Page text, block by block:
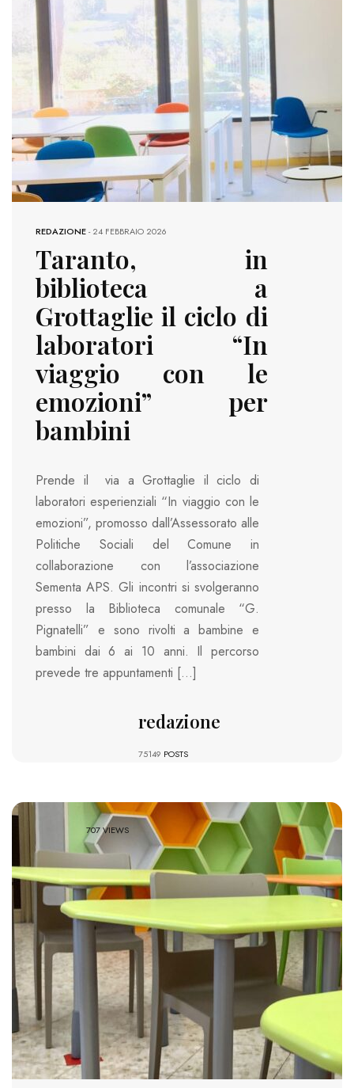
REDAZIONE-24 FEBBRAIO 2026
Taranto, in
biblioteca a
Grottaglie il ciclo di
laboratori “In
viaggio con le
emozioni” per
bambini
Prende il via a Grottaglie il ciclo di
laboratori esperienziali “In viaggio con le
emozioni”, promosso dall’Assessorato alle
Politiche Sociali del Comune in
collaborazione con l’associazione
Sementa APS. Gli incontri si svolgeranno
presso la Biblioteca comunale “G.
Pignatelli” e sono rivolti a bambine e
bambini dai 6 ai 10 anni. Il percorso
prevede tre appuntamenti […]
redazione
75149 POSTS
707 VIEWS